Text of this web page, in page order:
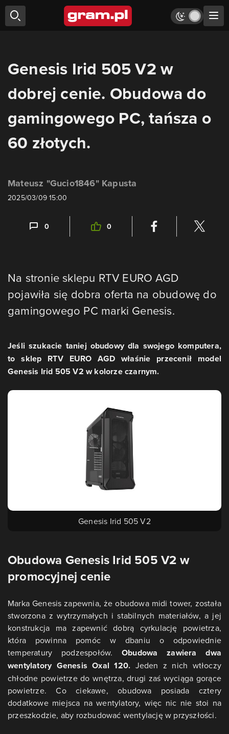
Genesis Irid 505 V2 w
dobrej cenie. Obudowa do
gamingowego PC, tańsza o
60 złotych.
Mateusz "Gucio1846" Kapusta
2025/03/09 15:00
0 0
Na stronie sklepu RTV EURO AGD
pojawiła się dobra oferta na obudowę do
gamingowego PC marki Genesis.
Jeśli szukacie taniej obudowy dla swojego komputera,
to sklep RTV EURO AGD właśnie przecenił model
Genesis Irid 505 V2 w kolorze czarnym.
Genesis Irid 505 V2
Obudowa Genesis Irid 505 V2 w
promocyjnej cenie
Marka Genesis zapewnia, że obudowa midi tower, została
stworzona z wytrzymałych i stabilnych materiałów, a jej
konstrukcja ma zapewnić dobrą cyrkulację powietrza,
która powinna pomóc w dbaniu o odpowiednie
temperatury podzespołów.Obudowa zawiera dwa
wentylatory Genesis Oxal 120. Jeden z nich wtłoczy
chłodne powietrze do wnętrza, drugi zaś wyciąga gorące
powietrze. Co ciekawe, obudowa posiada cztery
dodatkowe miejsca na wentylatory, więc nic nie stoi na
przeszkodzie, aby rozbudować wentylację w przyszłości.